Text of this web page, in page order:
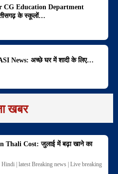
CG Education Department
के स्कूलों…
News: अच्छे घर में शादी के लिए…
खबर
Thali Cost: जुलाई में बढ़ा खाने का
| latest Breaking news | Live breaking